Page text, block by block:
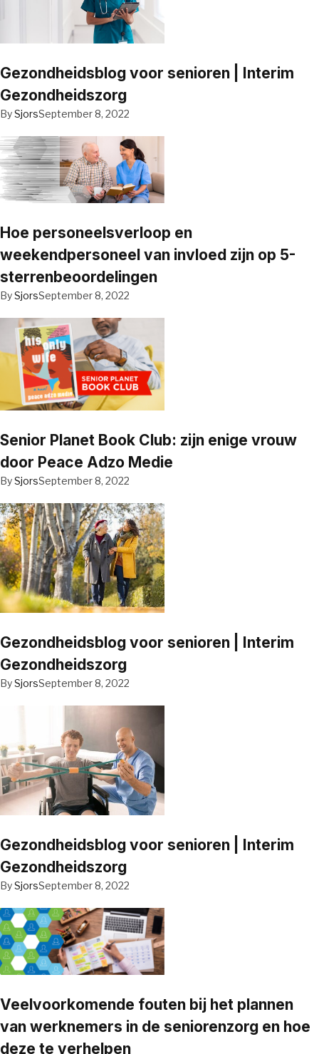
Gezondheidsblog voor senioren | Interim
Gezondheidszorg
BySjorsSeptember 8, 2022
Hoe personeelsverloop en
weekendpersoneel van invloed zijn op 5-
sterrenbeoordelingen
BySjorsSeptember 8, 2022
Senior Planet Book Club: zijn enige vrouw
door Peace Adzo Medie
BySjorsSeptember 8, 2022
Gezondheidsblog voor senioren | Interim
Gezondheidszorg
BySjorsSeptember 8, 2022
Gezondheidsblog voor senioren | Interim
Gezondheidszorg
BySjorsSeptember 8, 2022
Veelvoorkomende fouten bij het plannen
van werknemers in de seniorenzorg en hoe
deze te verhelpen